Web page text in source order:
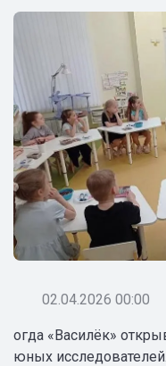
02.04.2026 00:00
огда «Василёк»
юных